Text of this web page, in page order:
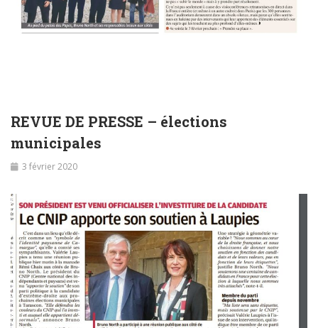
REVUE DE PRESSE – élections
municipales
3 février 2020